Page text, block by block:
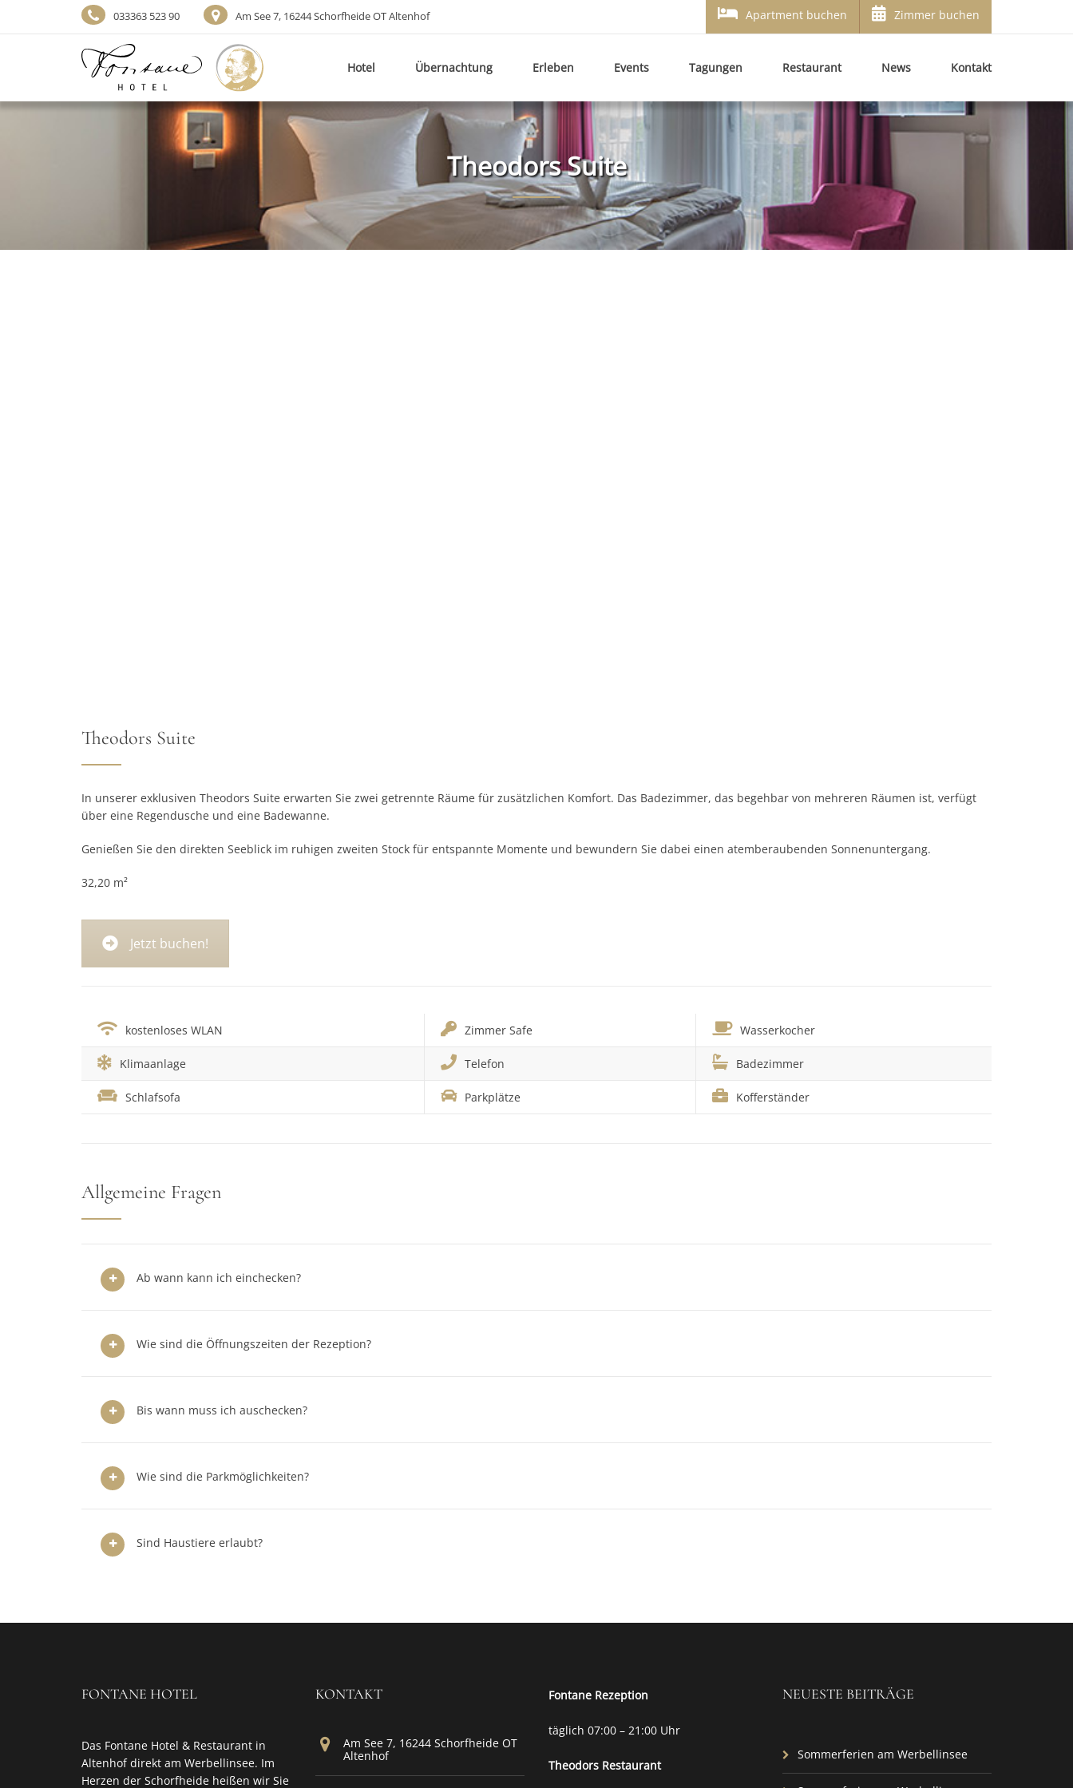
033363 523 90 Am See 7, 16244 Schorfheide OT Altenhof Apartment buchen Zimmer buchen
Hotel Übernachtung Erleben Events Tagungen Restaurant News Kontakt
Theodors Suite
Theodors Suite
In unserer exklusiven Theodors Suite erwarten Sie zwei getrennte Räume für zusätzlichen Komfort. Das Badezimmer, das begehbar von mehreren Räumen ist, verfügt
über eine Regendusche und eine Badewanne.
Genießen Sie den direkten Seeblick im ruhigen zweiten Stock für entspannte Momente und bewundern Sie dabei einen atemberaubenden Sonnenuntergang.
32,20 m²
Jetzt buchen!
kostenloses WLAN Zimmer Safe Wasserkocher
Klimaanlage Telefon Badezimmer
Schlafsofa Parkplätze Kofferständer
Allgemeine Fragen
Ab wann kann ich einchecken?
Wie sind die Öffnungszeiten der Rezeption?
Bis wann muss ich auschecken?
Wie sind die Parkmöglichkeiten?
Sind Haustiere erlaubt?
FONTANE HOTEL
Das Fontane Hotel & Restaurant in
Altenhof direkt am Werbellinsee. Im
Herzen der Schorfheide heißen wir Sie
KONTAKT
Am See 7, 16244 Schorfheide OT
Altenhof
Fontane Rezeption
täglich 07:00 – 21:00 Uhr
Theodors Restaurant
NEUESTE BEITRÄGE
Sommerferien am Werbellinsee